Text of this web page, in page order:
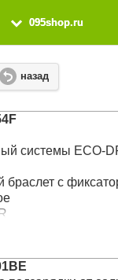
095shop.ru
назад
системы ECO-
браслет с